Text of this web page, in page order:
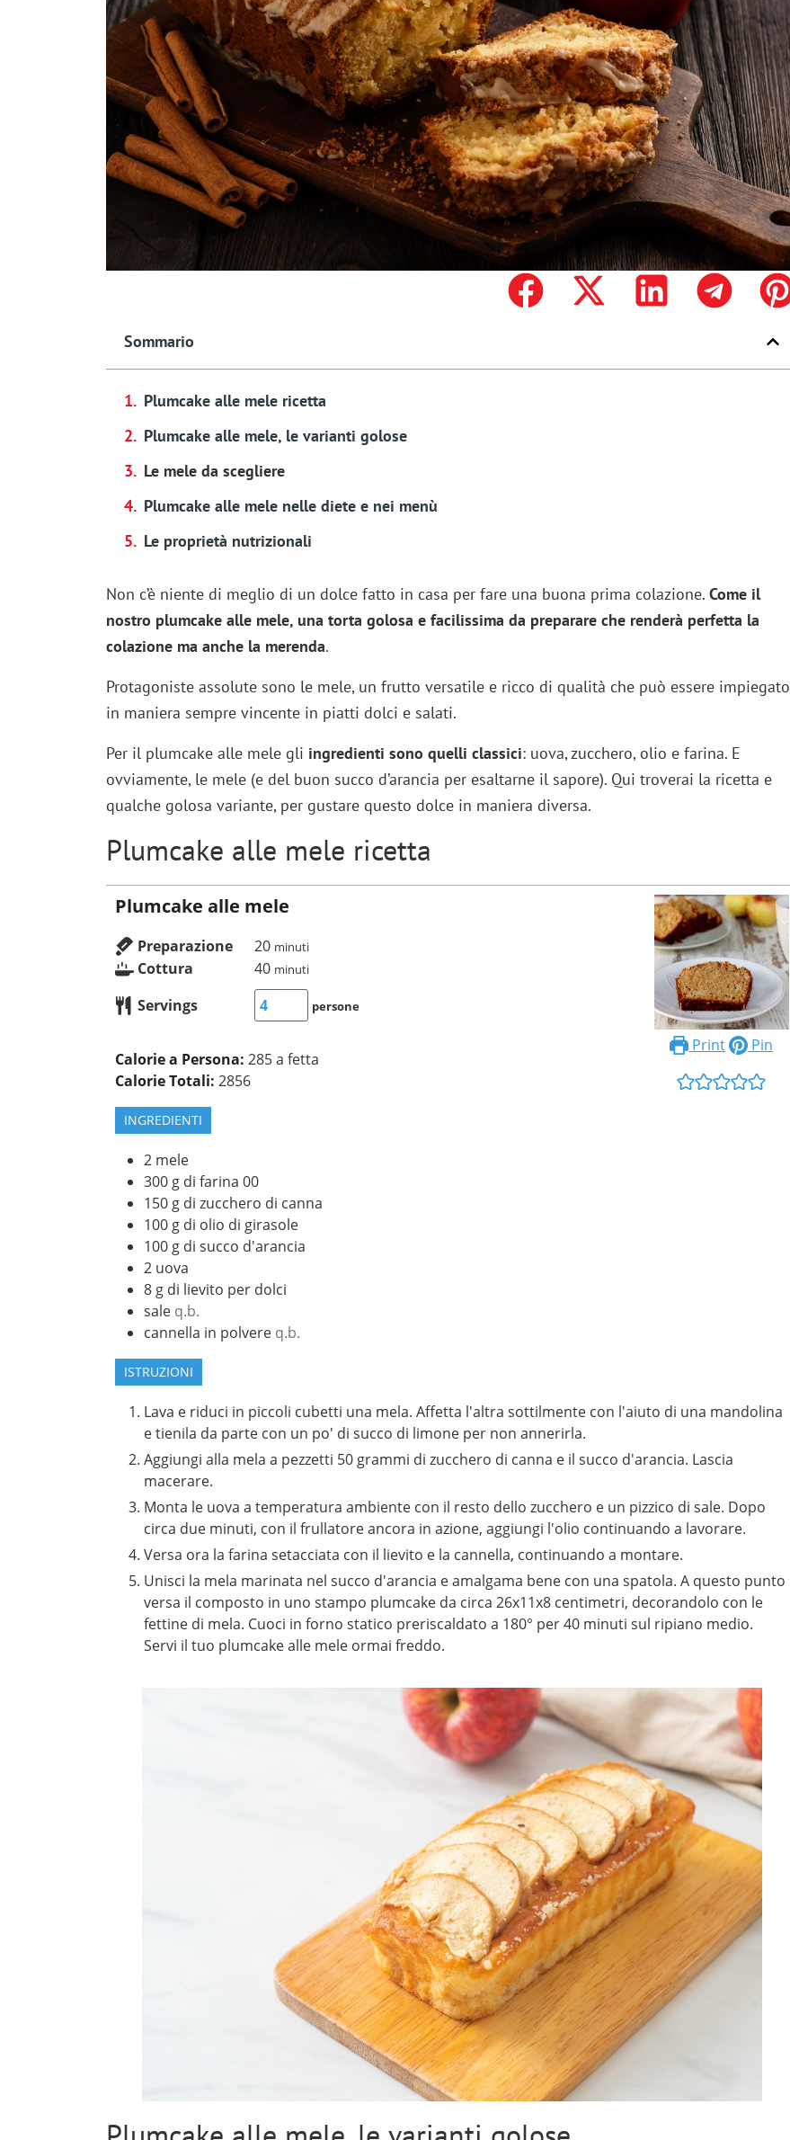
Sommario
Plumcake alle mele ricetta
Plumcake alle mele, le varianti golose
Le mele da scegliere
Plumcake alle mele nelle diete e nei menù
Le proprietà nutrizionali
Non c’è niente di meglio di un dolce fatto in casa per fare una buona prima colazione. Come il
nostro plumcake alle mele, una torta golosa e facilissima da preparare che renderà perfetta la
colazione ma anche la merenda.
Protagoniste assolute sono le mele, un frutto versatile e ricco di qualità che può essere impiegato
in maniera sempre vincente in piatti dolci e salati.
Per il plumcake alle mele gli ingredienti sono quelli classici: uova, zucchero, olio e farina. E
ovviamente, le mele (e del buon succo d’arancia per esaltarne il sapore). Qui troverai la ricetta e
qualche golosa variante, per gustare questo dolce in maniera diversa.
Plumcake alle mele ricetta
Print Pin
Plumcake alle mele
Preparazione 20 minuti
Cottura 40 minuti
Servings persone
Calorie a Persona: 285 a fetta
Calorie Totali: 2856
INGREDIENTI
2 mele
300 g di farina 00
150 g di zucchero di canna
100 g di olio di girasole
100 g di succo d'arancia
2 uova
8 g di lievito per dolci
sale q.b.
cannella in polvere q.b.
ISTRUZIONI
Lava e riduci in piccoli cubetti una mela. Affetta l'altra sottilmente con l'aiuto di una mandolina
e tienila da parte con un po' di succo di limone per non annerirla.
Aggiungi alla mela a pezzetti 50 grammi di zucchero di canna e il succo d'arancia. Lascia
macerare.
Monta le uova a temperatura ambiente con il resto dello zucchero e un pizzico di sale. Dopo
circa due minuti, con il frullatore ancora in azione, aggiungi l'olio continuando a lavorare.
Versa ora la farina setacciata con il lievito e la cannella, continuando a montare.
Unisci la mela marinata nel succo d'arancia e amalgama bene con una spatola. A questo punto
versa il composto in uno stampo plumcake da circa 26x11x8 centimetri, decorandolo con le
fettine di mela. Cuoci in forno statico preriscaldato a 180° per 40 minuti sul ripiano medio.
Servi il tuo plumcake alle mele ormai freddo.